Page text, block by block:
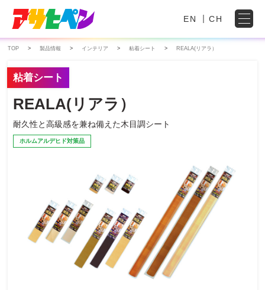
EN CH
TOP 製品情報 インテリア 粘着シート REALA(リアラ）
粘着シート
REALA(リアラ）
耐久性と高級感を兼ね備えた木目調シート
ホルムアルデヒド対策品